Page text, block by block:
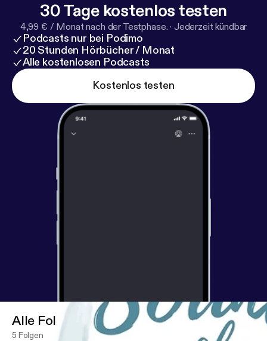
30 Tage kostenlos testen
4,99 € / Monat nach der Testphase. · Jederzeit kündbar
Podcasts nur bei Podimo
20 Stunden Hörbücher / Monat
Alle kostenlosen Podcasts
Kostenlos testen
Alle Folgen
5 Folgen